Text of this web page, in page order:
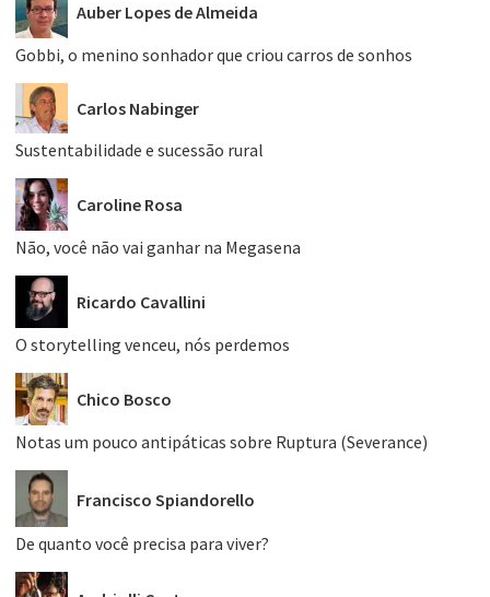
Auber Lopes de Almeida
Gobbi, o menino sonhador que criou carros de sonhos
Carlos Nabinger
Sustentabilidade e sucessão rural
Caroline Rosa
Não, você não vai ganhar na Megasena
Ricardo Cavallini
O storytelling venceu, nós perdemos
Chico Bosco
Notas um pouco antipáticas sobre Ruptura (Severance)
Francisco Spiandorello
De quanto você precisa para viver?